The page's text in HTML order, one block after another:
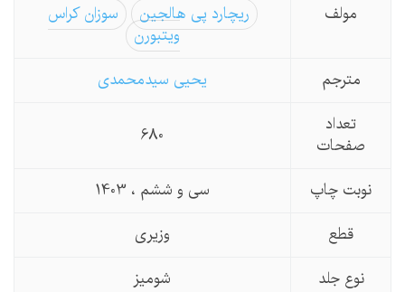
مولف
ریچارد پی هالجین
سوزان کراس
ویتبورن
مترجم
یحیی سیدمحمدی
تعداد
صفحات
نوبت چاپ
سی و ششم ، 1403
قطع
وزیری
نوع جلد
شومیز